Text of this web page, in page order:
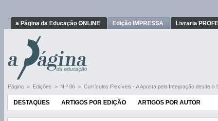
a Página da Educação ONLINE Edição IMPRESSA Livraria
Página > Edições > N.º 86 > Currículos Flexíveis - A Aposta pela Integração desde o
DESTAQUES ARTIGOS POR EDIÇÃO ARTIGOS POR AUTOR